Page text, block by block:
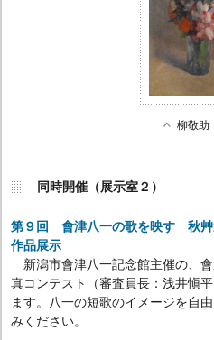
柳敬助
同時開催（展示室２）
第９回 會津八一の歌を映す 秋
作品展示
新潟市會津八一記念館主催の、
真コンテスト（審査員長：浅井愼
ます。八一の短歌のイメージを自
みください。